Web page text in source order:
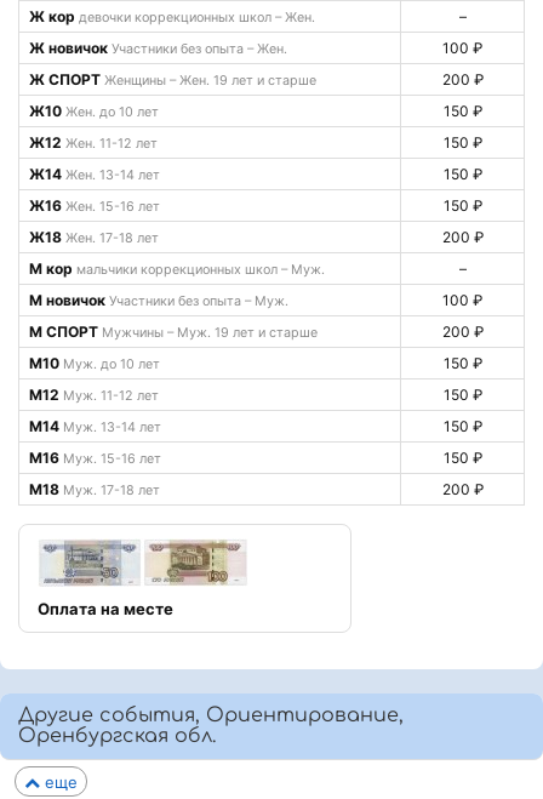
Ж кор девочки коррекционных школ – Жен.
–
Ж новичок Участники без опыта – Жен.
100 ₽
Ж СПОРТ Женщины – Жен. 19 лет и старше
200 ₽
Ж10 Жен. до 10 лет
150 ₽
Ж12 Жен. 11-12 лет
150 ₽
Ж14 Жен. 13-14 лет
150 ₽
Ж16 Жен. 15-16 лет
150 ₽
Ж18 Жен. 17-18 лет
200 ₽
М кор мальчики коррекционных школ – Муж.
–
М новичок Участники без опыта – Муж.
100 ₽
М СПОРТ Мужчины – Муж. 19 лет и старше
200 ₽
М10 Муж. до 10 лет
150 ₽
М12 Муж. 11-12 лет
150 ₽
М14 Муж. 13-14 лет
150 ₽
М16 Муж. 15-16 лет
150 ₽
М18 Муж. 17-18 лет 200 ₽
Оплата на месте
Другие события, Ориентирование,
Оренбургская обл.
еще